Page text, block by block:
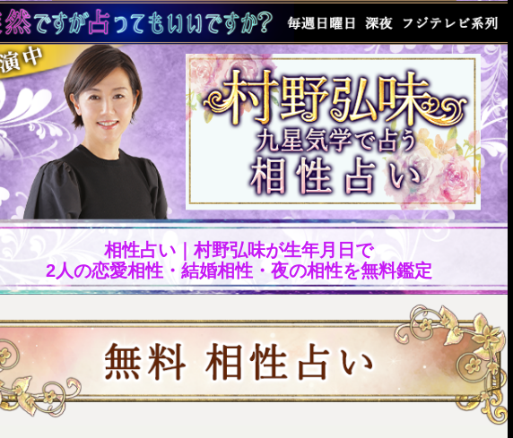
相性占い｜村野弘味が生年月日で
2人の恋愛相性・結婚相性・夜の相性を無料鑑定